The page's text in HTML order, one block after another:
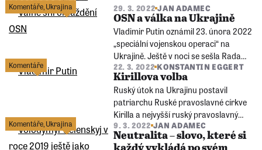
Dozvíte se v analýze Jana Adamce.
Komentáře,Ukrajina 29. 3. 2022 JAN ADAMEC
OSN a válka na Ukrajině
Vladimir Putin oznámil 23. února 2022
„speciální vojenskou operaci“ na
Ukrajině. Ještě v noci se sešla Rada
bezpečnosti OSN. Mimořádnému
zasedání předsedalo... Rusko. Mají
OSN a jeho vůdčí Rada bezpečnosti v
současnosti ještě smysl?
Komentáře 22. 3. 2022 KONSTANTIN EGGERT
Kirillova volba
Ruský útok na Ukrajinu postavil
patriarchu Ruské pravoslavné církve
Kirilla a nejvyšší ruský pravoslavný
klérus před jednoduchou volbu: buď
válku odsoudit, nebo podpořit Kreml.
Komentáře,Ukrajina 9. 3. 2022 JAN ADAMEC
Neutralita – slovo, které si